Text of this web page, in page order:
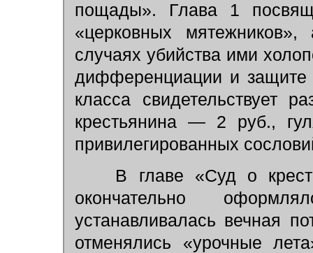
пощады». Глава 1
«церковных
случаях убийства ими
дифференциации и защите
класса свидетельствует
крестьянина — 2 руб.,
привилегированных
В главе «Суд о
окончательно
устанавливалась вечная
отменялись «урочные